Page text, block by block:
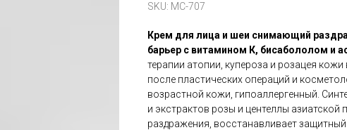
SKU: MC-707
Крем для лица и шеи снимающий
барьер с витамином К, бисабололом и
терапии атопии, купероза и розацея
после пластических операций и
возрастной кожи, гипоаллергенный.
и экстрактов розы и центеллы
раздражения, восстанавливает